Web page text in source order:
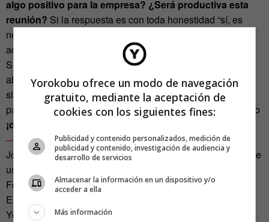
algo positivo para la empresa? ¿Será productiva esta
reunión? Si la respuesta es con toda honestidad “sí, es
necesaria para la compañía o el proyecto”, entonces
adelante con ella.
Si, por el contrario, la respuesta es no y sólo estáis
aburridos, no queréis trabajar mucho ese día o,
simplemente, queréis aparentar, llamad a vuestra madre
para decirle cuánto la queréis o id a tomar unas cañas, pero
¡dejad al personal que trabaje en paz!
—
José Alberto Benavides dialoga en Twitter con el nombre de
usuario
Foto portada:Opensourcewaybajolic. CC
Este artículo fue publicado en el número de abril de
Yorokobu.
Yorokobu ofrece un modo de navegación
gratuito, mediante la aceptación de
cookies con los siguientes fines:
Publicidad y contenido personalizados, medición de
publicidad y contenido, investigación de audiencia y
desarrollo de servicios
Almacenar la información en un dispositivo y/o
acceder a ella
Más información